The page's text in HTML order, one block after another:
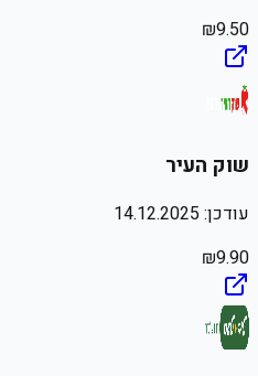
₪9.50
שוק העיר
עודכן: 14.12.2025
₪9.90